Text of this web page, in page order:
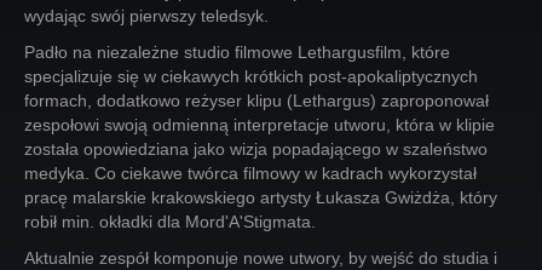
wydając swój pierwszy teledsyk.
Padło na niezależne studio filmowe Lethargusfilm, które
specjalizuje się w ciekawych krótkich post-apokaliptycznych
formach, dodatkowo reżyser klipu (Lethargus) zaproponował
zespołowi swoją odmienną interpretacje utworu, która w klipie
została opowiedziana jako wizja popadającego w szaleństwo
medyka. Co ciekawe twórca filmowy w kadrach wykorzystał
pracę malarskie krakowskiego artysty Łukasza Gwiżdża, który
robił min. okładki dla Mord'A'Stigmata.
Aktualnie zespół komponuje nowe utwory, by wejść do studia i